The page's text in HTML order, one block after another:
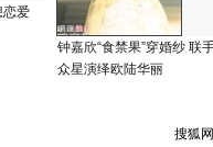
恋爱
钟嘉欣“食禁果”穿婚纱 联
众星演绎欧陆华丽